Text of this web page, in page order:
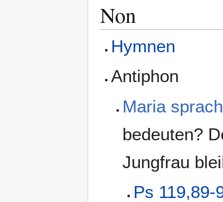
Non
Hymnen
Antiphon
Maria
bedeuten?
Jungfrau
Ps 119,89-